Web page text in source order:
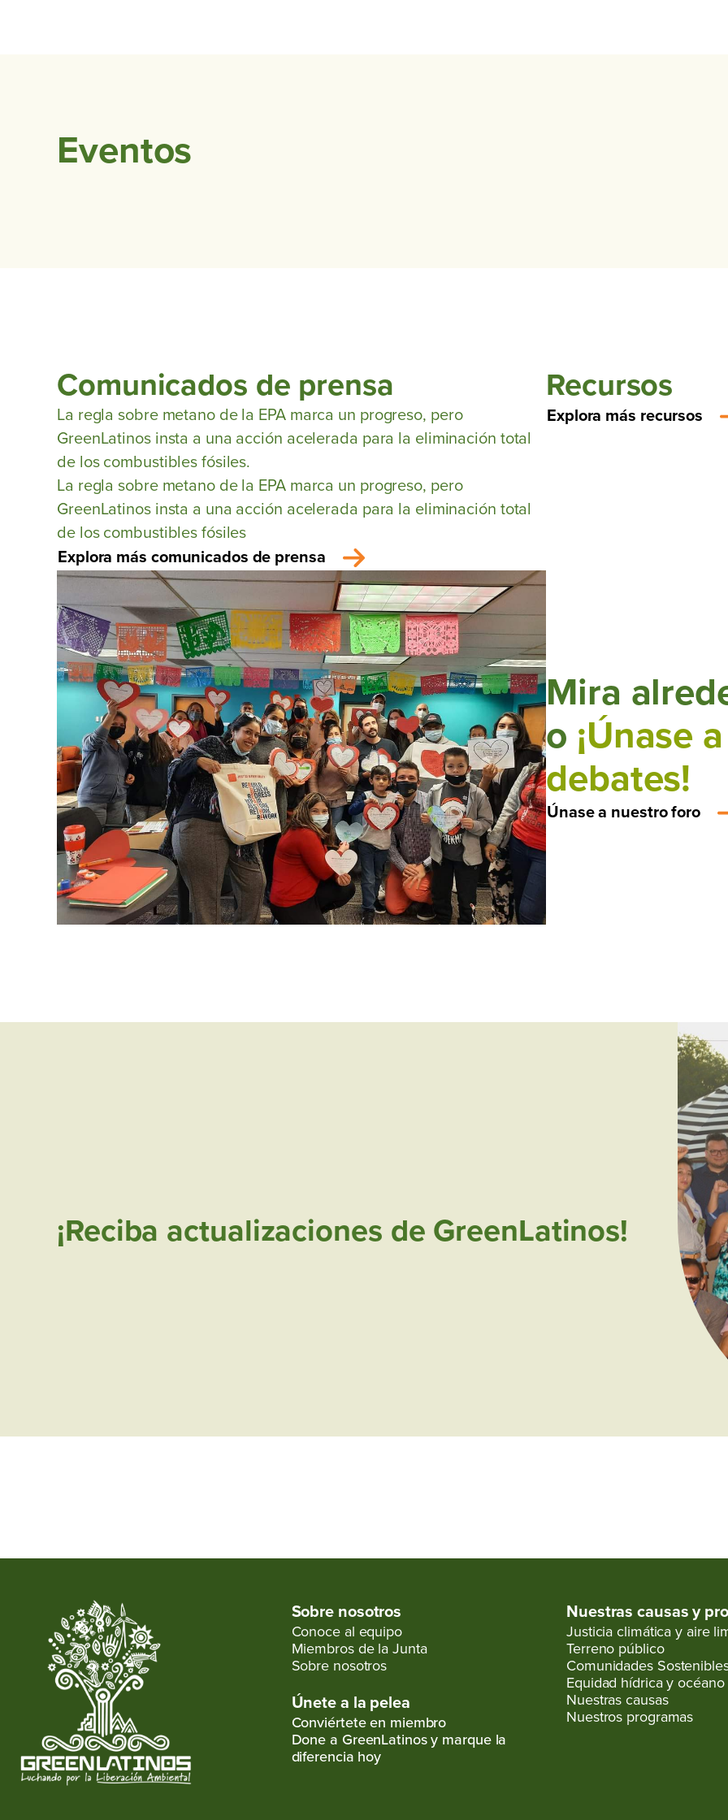
Eventos
Comunicados de prensa
La regla sobre metano de la EPA marca un progreso, pero
GreenLatinos insta a una acción acelerada para la eliminación total
de los combustibles fósiles.
La regla sobre metano de la EPA marca un progreso, pero
GreenLatinos insta a una acción acelerada para la eliminación total
de los combustibles fósiles
Explora más comunicados de prensa
Recursos
Explora más recursos
Mira
o ¡Únase
debates!
Únase a nuestro foro
¡Reciba actualizaciones de GreenLatinos!
Sobre nosotros
Conoce al equipo
Miembros de la Junta
Sobre nosotros
Únete a la pelea
Conviértete en miembro
Done a GreenLatinos y marque la
diferencia hoy
Nuestras causas y
Justicia climática y aire
Terreno público
Comunidades
Equidad hídrica y océano
Nuestras causas
Nuestros programas